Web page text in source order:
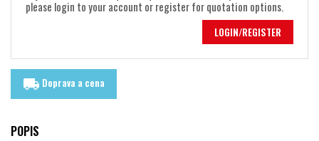
please login to your account or register for quotation options.
LOGIN/REGISTER
local_shipping Doprava a cena
POPIS